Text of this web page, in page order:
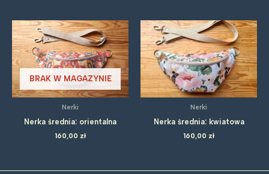
BRAK W MAGAZYNIE
Nerki
Nerka średnia: orientalna
160,00 zł
Nerki
Nerka średnia: kwiatowa
160,00 zł